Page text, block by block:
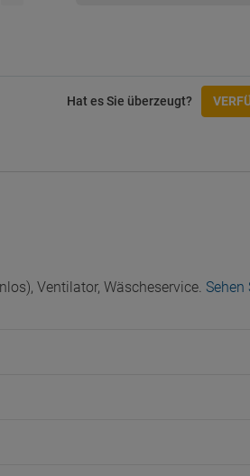
Barrierefreie
Blindenschrift im
Hat es Sie überzeugt?
Ventilator, Wäscheservice. Sehen